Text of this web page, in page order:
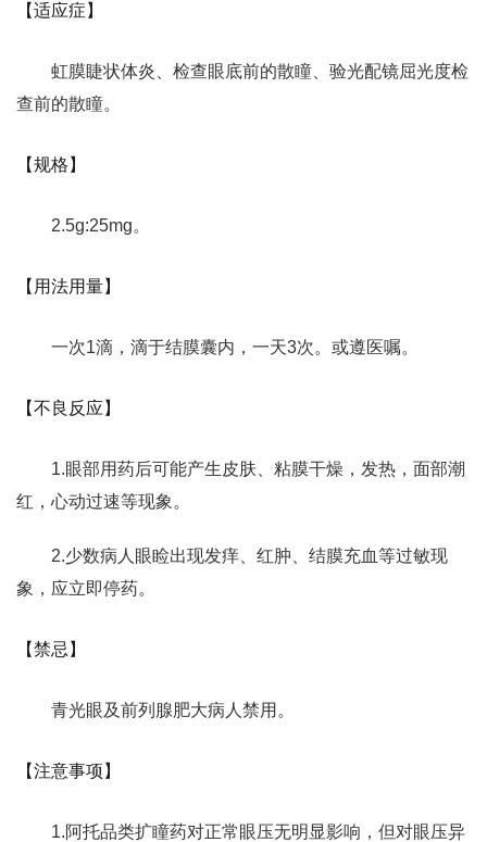
【适应症】
虹膜睫状体炎、检查眼底前的散瞳、验光配镜屈光度检
查前的散瞳。
【规格】
2.5g:25mg。
【用法用量】
一次1滴，滴于结膜囊内，一天3次。或遵医嘱。
【不良反应】
1.眼部用药后可能产生皮肤、粘膜干燥，发热，面部潮
红，心动过速等现象。
2.少数病人眼睑出现发痒、红肿、结膜充血等过敏现
象，应立即停药。
【禁忌】
青光眼及前列腺肥大病人禁用。
【注意事项】
1.阿托品类扩瞳药对正常眼压无明显影响，但对眼压异